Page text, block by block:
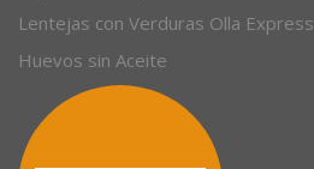
Lentejas con Verduras Olla Express
Huevos sin Aceite